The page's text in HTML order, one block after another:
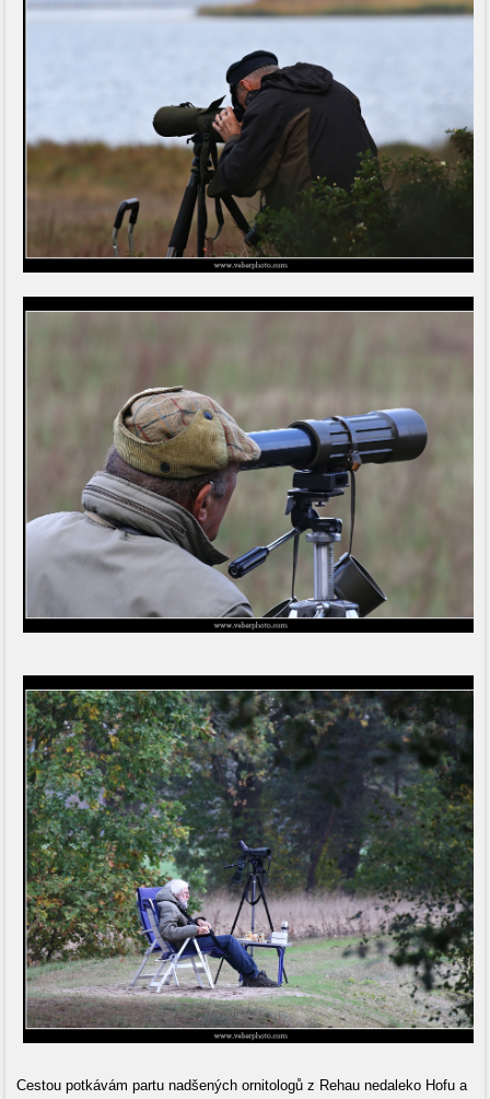
Cestou potkávám partu nadšených ornitologů z Rehau nedaleko Hofu a